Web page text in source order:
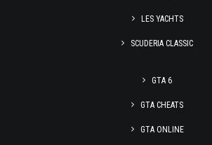
LES YACHTS
SCUDERIA CLASSIC
GTA 6
GTA CHEATS
GTA ONLINE